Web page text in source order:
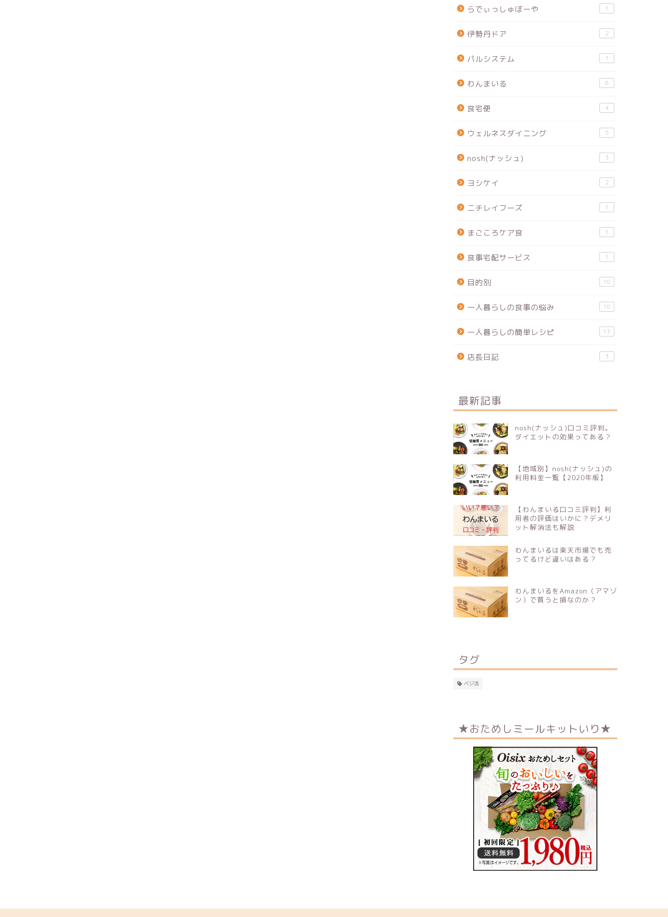
らでぃっしゅぼーや 1
伊勢丹ドア 2
パルシステム 1
わんまいる 6
食宅便 4
ウェルネスダイニング 5
nosh(ナッシュ) 3
ヨシケイ 2
ニチレイフーズ 1
まごころケア食 1
食事宅配サービス 1
目的別 10
一人暮らしの食事の悩み 10
一人暮らしの簡単レシピ 13
店長日記 3
最新記事
nosh(ナッシュ)口コミ評判。
ダイエットの効果ってある？
【地域別】nosh(ナッシュ)の
利用料金一覧【2020年版】
【わんまいる口コミ評判】利
用者の評価はいかに？デメリ
ット解消法も解説
わんまいるは楽天市場でも売
ってるけど違いはある？
わんまいるをAmazon（アマゾ
ン）で買うと損なのか？
タグ
ベジ活
★おためしミールキットいり★